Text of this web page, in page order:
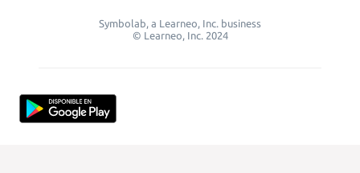
Symbolab, a Learneo, Inc. business
© Learneo, Inc. 2024